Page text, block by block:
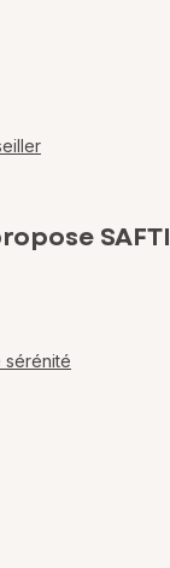
SAFTI
sérénité